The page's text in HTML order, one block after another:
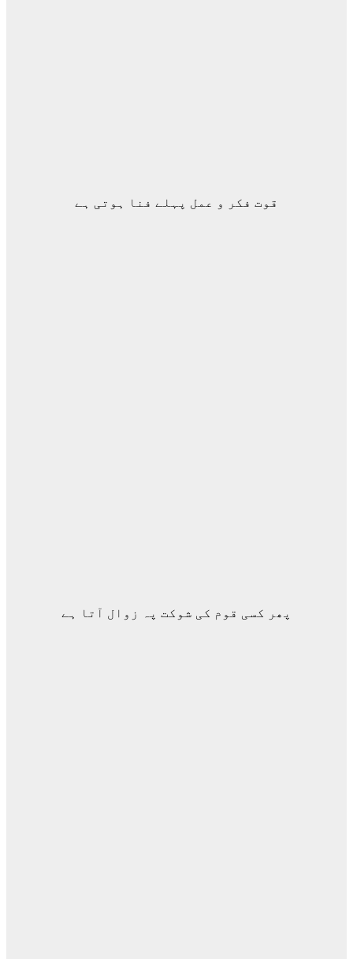
قوت فکر و عمل پہلے فنا ہوتی ہے
پھر کسی قوم کی شوکت پہ زوال آتا ہے